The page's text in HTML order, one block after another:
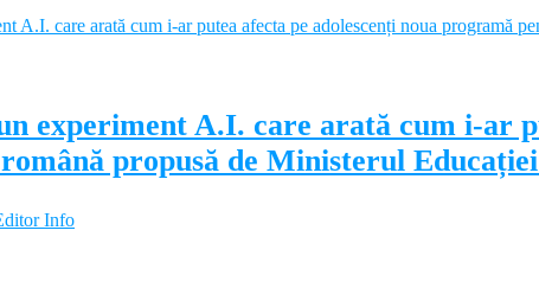
experiment A.I. care arată cum i-ar
propusă de Ministerul
Info